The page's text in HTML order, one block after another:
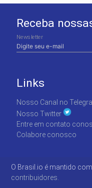
Receba
Newsletter
Links
Nosso Canal no
Nosso Twitter
Entre em contato
Colabore conosco
O Brasil.io é mantido
contribuidores.